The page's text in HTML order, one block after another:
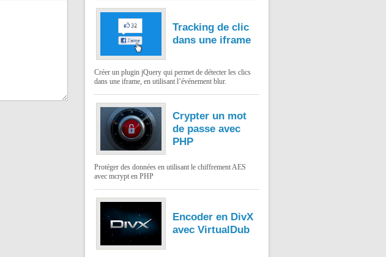
Tracking de clic
dans une iframe
Créer un plugin jQuery qui permet de détecter les clics
dans une iframe, en utilisant l’événement blur.
Crypter un mot
de passe avec
PHP
Protéger des données en utilisant le chiffrement AES
avec mcrypt en PHP
Encoder en DivX
avec VirtualDub